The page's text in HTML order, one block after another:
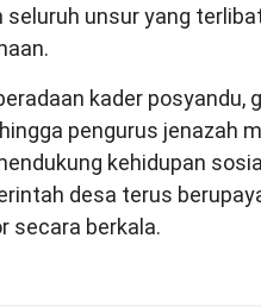
unsur yang
kader posyandu,
pengurus jenazah
kehidupan
desa terus
secara berkala.